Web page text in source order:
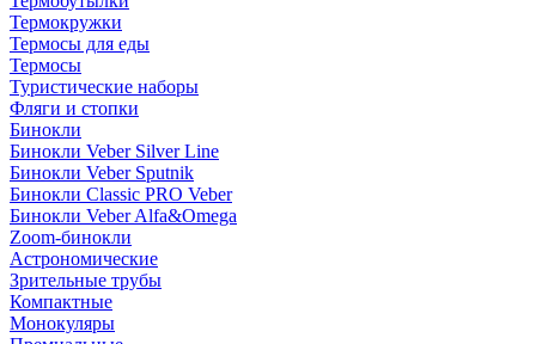
Термокружки
Термосы для еды
Термосы
Туристические наборы
Фляги и стопки
Бинокли
Бинокли Veber Silver Line
Бинокли Veber Sputnik
Бинокли Classic PRO Veber
Бинокли Veber Alfa&Omega
Zoom-бинокли
Астрономические
Зрительные трубы
Компактные
Монокуляры